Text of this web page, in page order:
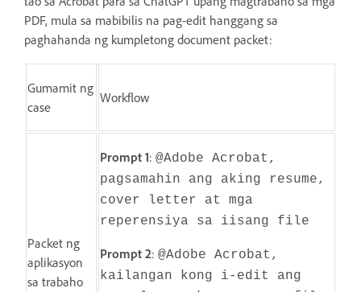
PDF, mula sa mabibilis na pag-edit hanggang sa
paghahanda ng kumpletong document packet:
Gumamit ng
case
Workflow
Packet ng
aplikasyon
sa trabaho
Prompt 1: @Adobe Acrobat,
pagsamahin ang aking resume,
cover letter at mga
reperensiya sa iisang file
Prompt 2: @Adobe Acrobat,
kailangan kong i-edit ang